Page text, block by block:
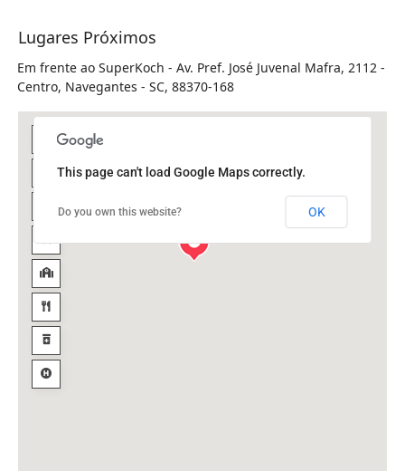
Lugares Próximos
Em frente ao SuperKoch - Av. Pref. José Juvenal Mafra, 2112 -
Centro, Navegantes - SC, 88370-168
This page can't load Google Maps correctly.
Do you own this website? OK